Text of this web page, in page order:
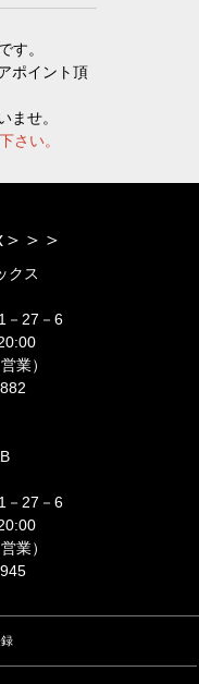
す。
ポイント頂
ませ。
さい。
＞＞
クス
－27－6
業）
－27－6
業）